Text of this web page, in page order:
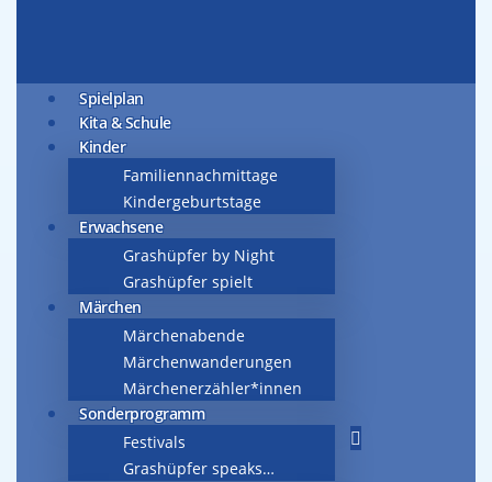
Spielplan
Kita & Schule
Kinder
Familiennachmittage
Kindergeburtstage
Erwachsene
Grashüpfer by Night
Grashüpfer spielt
Märchen
Märchenabende
Märchenwanderungen
Märchenerzähler*innen
Sonderprogramm
Festivals
Grashüpfer speaks…